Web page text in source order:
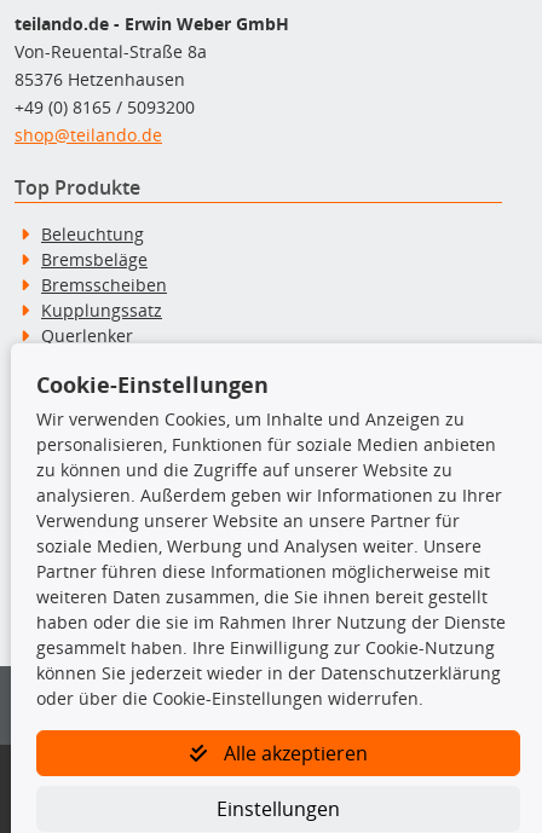
teilando.de - Erwin Weber GmbH
Von-Reuental-Straße 8a
85376 Hetzenhausen
+49 (0) 8165 / 5093200
shop@teilando.de
Top Produkte
Beleuchtung
Bremsbeläge
Bremsscheiben
Kupplungssatz
Querlenker
Stoßdämpfer
TecDoc Inside
Die hier angezeigten Daten insbesondere die gesamte Datenbank dürfen
nicht kopiert werden.
Es ist zu unterlassen, die Daten oder die gesamte Datenbank ohne
vorherige Zustimmung von TecDoc zu vervielfältigen, zu verbreiten
und/oder diese Handlungen durch Dritte ausführen zu lassen. Ein
Bitte prüfen Sie, ob das über unseren Onlineshop identifizierte Ersatzteil
Gegebenenfalls sind ergänzende Informationen notwendig, um
Cookie-Einstellungen
Wir verwenden Cookies, um Inhalte und Anzeigen zu
personalisieren, Funktionen für soziale Medien anbieten
zu können und die Zugriffe auf unserer Website zu
analysieren. Außerdem geben wir Informationen zu Ihrer
Verwendung unserer Website an unsere Partner für
soziale Medien, Werbung und Analysen weiter. Unsere
Partner führen diese Informationen möglicherweise mit
weiteren Daten zusammen, die Sie ihnen bereit gestellt
haben oder die sie im Rahmen Ihrer Nutzung der Dienste
gesammelt haben. Ihre Einwilligung zur Cookie-Nutzung
können Sie jederzeit wieder in der Datenschutzerklärung
oder über die Cookie-Einstellungen widerrufen.
Alle akzeptieren
Einstellungen